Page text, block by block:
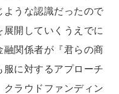
ような認識だったので
開していくうえでに
関係者が『君らの商
に対するアプローチ
クラウドファンディン